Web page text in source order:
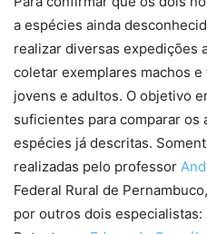
a espécies ainda
realizar diversas expedições
coletar exemplares machos
jovens e adultos. O objetivo
suficientes para comparar os
espécies já descritas.
realizadas pelo professor
Federal Rural de
por outros dois especialistas: